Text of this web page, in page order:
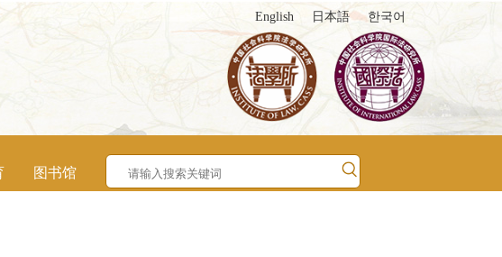
English 日本語 한국어
图书馆